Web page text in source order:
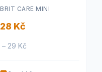
BRIT CARE MINI
28 Kč
– 29 Kč